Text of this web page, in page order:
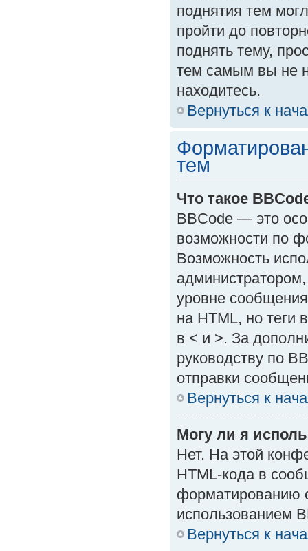
поднятия тем
пройти до
поднять тему,
тем самым вы не
находитесь.
Вернуться к
тем
Что такое
BBCode — это
возможности по
Возможность
уровне
на HTML, но теги
в < и >. За
руководству по
отправки
Вернуться к
Могу ли я
Нет. На этой
HTML-кода в
форматированию
использованием
Вернуться к